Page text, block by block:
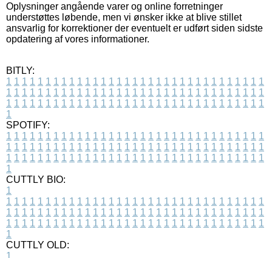
Oplysninger angående varer og online forretninger
understøttes løbende, men vi ønsker ikke at blive stillet
ansvarlig for korrektioner der eventuelt er udført siden sidste
opdatering af vores informationer.
BITLY:
1 1 1 1 1 1 1 1 1 1 1 1 1 1 1 1 1 1 1 1 1 1 1 1 1 1 1 1 1 1 1 1 1
1 1 1 1 1 1 1 1 1 1 1 1 1 1 1 1 1 1 1 1 1 1 1 1 1 1 1 1 1 1 1 1 1
1 1 1 1 1 1 1 1 1 1 1 1 1 1 1 1 1 1 1 1 1 1 1 1 1 1 1 1 1 1 1 1 1
1
SPOTIFY:
1 1 1 1 1 1 1 1 1 1 1 1 1 1 1 1 1 1 1 1 1 1 1 1 1 1 1 1 1 1 1 1 1
1 1 1 1 1 1 1 1 1 1 1 1 1 1 1 1 1 1 1 1 1 1 1 1 1 1 1 1 1 1 1 1 1
1 1 1 1 1 1 1 1 1 1 1 1 1 1 1 1 1 1 1 1 1 1 1 1 1 1 1 1 1 1 1 1 1
1
CUTTLY BIO:
1
1 1 1 1 1 1 1 1 1 1 1 1 1 1 1 1 1 1 1 1 1 1 1 1 1 1 1 1 1 1 1 1 1
1 1 1 1 1 1 1 1 1 1 1 1 1 1 1 1 1 1 1 1 1 1 1 1 1 1 1 1 1 1 1 1 1
1 1 1 1 1 1 1 1 1 1 1 1 1 1 1 1 1 1 1 1 1 1 1 1 1 1 1 1 1 1 1 1 1
1
CUTTLY OLD:
1